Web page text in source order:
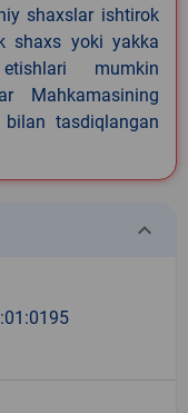
shaxslar ishtirok
shaxs yoki yakka
mumkin
Mahkamasining
tasdiqlangan
keyboard_arrow_down